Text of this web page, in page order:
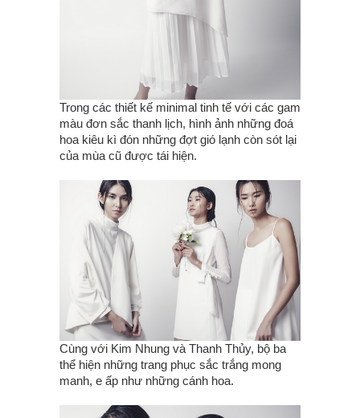
Trong các thiết kế minimal tinh tế với các gam
màu đơn sắc thanh lịch, hình ảnh những đoá
hoa kiêu kì đón những đợt gió lạnh còn sót lại
của mùa cũ được tái hiện.
Cùng với Kim Nhung và Thanh Thủy, bộ ba
thể hiện những trang phục sắc trắng mong
manh, e ấp như những cánh hoa.